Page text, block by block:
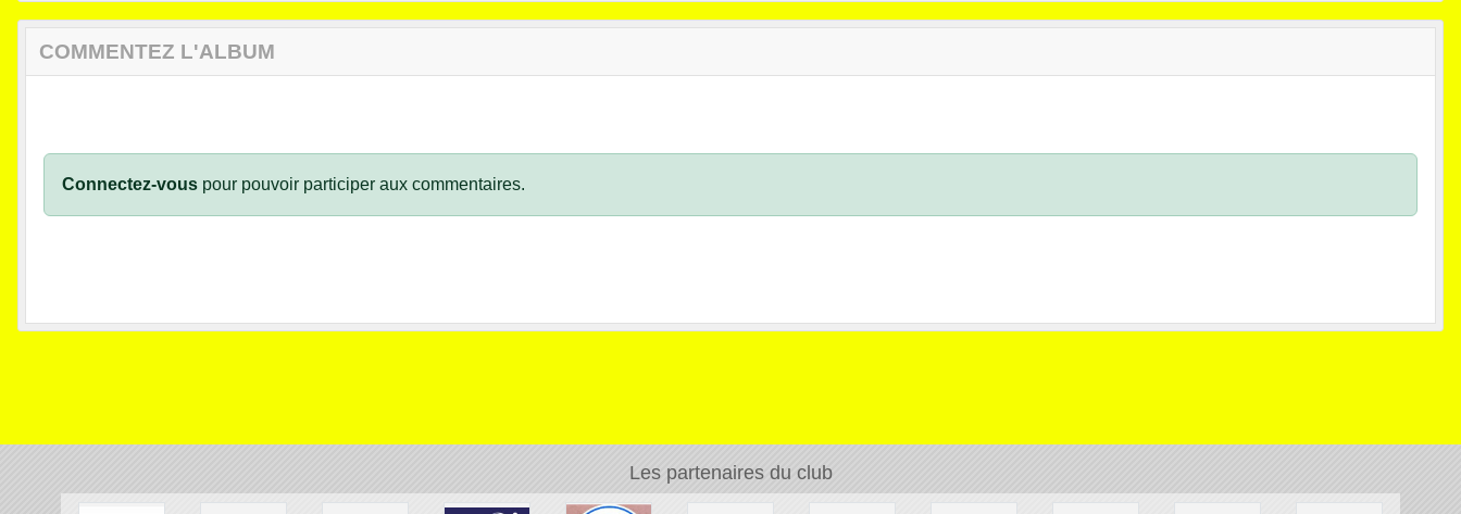
COMMENTEZ L'ALBUM
Connectez-vous pour pouvoir participer aux commentaires.
Les partenaires du club